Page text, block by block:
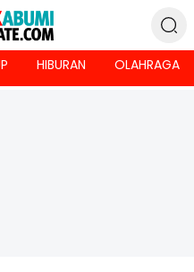
HIBURAN OLAHRAGA